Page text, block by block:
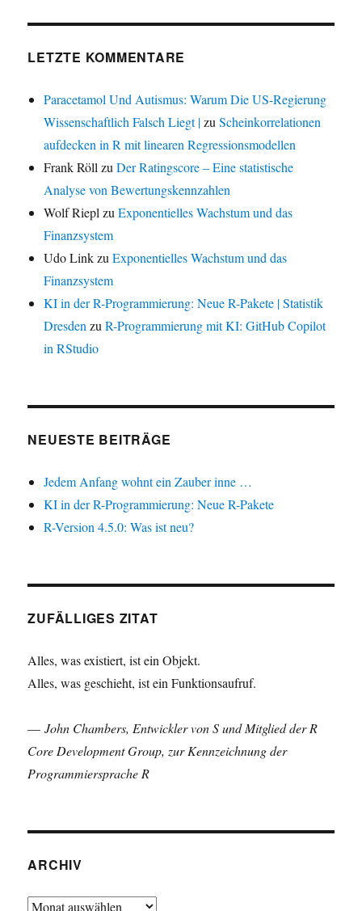
LETZTE KOMMENTARE
Paracetamol Und Autismus: Warum Die US-Regierung
Wissenschaftlich Falsch Liegt |zuScheinkorrelationen
aufdecken in R mit linearen Regressionsmodellen
Frank Röll zuDer Ratingscore – Eine statistische
Analyse von Bewertungskennzahlen
Wolf Riepl zuExponentielles Wachstum und das
Finanzsystem
Udo LinkzuExponentielles Wachstum und das
Finanzsystem
KI in der R-Programmierung: Neue R-Pakete | Statistik
Dresden zuR-Programmierung mit KI: GitHub Copilot
in RStudio
NEUESTE BEITRÄGE
Jedem Anfang wohnt ein Zauber inne …
KI in der R-Programmierung: Neue R-Pakete
R-Version 4.5.0: Was ist neu?
ZUFÄLLIGES ZITAT
Alles, was existiert, ist ein Objekt.
Alles, was geschieht, ist ein Funktionsaufruf.
—John Chambers, Entwickler von S und Mitglied der R
Core Development Group, zur Kennzeichnung der
Programmiersprache R
ARCHIV
Archiv